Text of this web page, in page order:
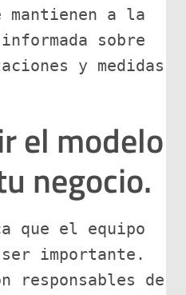
mantienen a la
sobre
y medidas
el modelo
negocio.
que el equipo
importante.
responsables de